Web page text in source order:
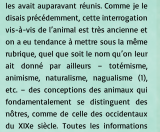
les avait auparavant réunis. Comme je le
disais précédemment, cette interrogation
vis-à-vis de l’animal est très ancienne et
on a eu tendance à mettre sous la même
rubrique, quel que soit le nom qu’on leur
ait donné par ailleurs – totémisme,
animisme, naturalisme, nagualisme (1),
etc. – des conceptions des animaux qui
fondamentalement se distinguent des
nôtres, comme de celle des occidentaux
du XIXe siècle. Toutes les informations